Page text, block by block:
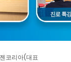
코리아(대표